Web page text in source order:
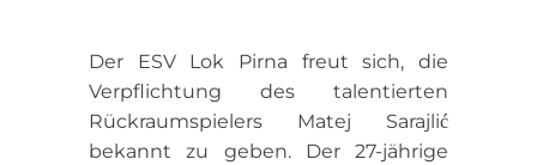
Der ESV Lok Pirna freut sich, die
Verpflichtung des talentierten
Rückraumspielers Matej Sarajlić
bekannt zu geben. Der 27-jährige